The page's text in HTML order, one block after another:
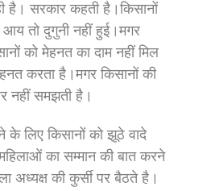
है। सरकार कहती है।किसानों
तो दुगुनी नहीं हुई।मगर
को मेहनत का दाम नहीं मिल
करता है।मगर किसानों की
नहीं समझती है।
के लिए किसानों को झूठे वादे
का सम्मान की बात करने
अध्यक्ष की कुर्सी पर बैठते है।